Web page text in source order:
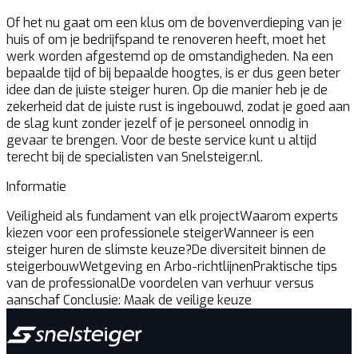
Of het nu gaat om een klus om de bovenverdieping van je
huis of om je bedrijfspand te renoveren heeft, moet het
werk worden afgestemd op de omstandigheden. Na een
bepaalde tijd of bij bepaalde hoogtes, is er dus geen beter
idee dan de juiste steiger huren. Op die manier heb je de
zekerheid dat de juiste rust is ingebouwd, zodat je goed aan
de slag kunt zonder jezelf of je personeel onnodig in
gevaar te brengen. Voor de beste service kunt u altijd
terecht bij de specialisten van Snelsteiger.nl.
Informatie
Veiligheid als fundament van elk projectWaarom experts
kiezen voor een professionele steigerWanneer is een
steiger huren de slimste keuze?De diversiteit binnen de
steigerbouwWetgeving en Arbo-richtlijnenPraktische tips
van de professionalDe voordelen van verhuur versus
aanschafConclusie: Maak de veilige keuze